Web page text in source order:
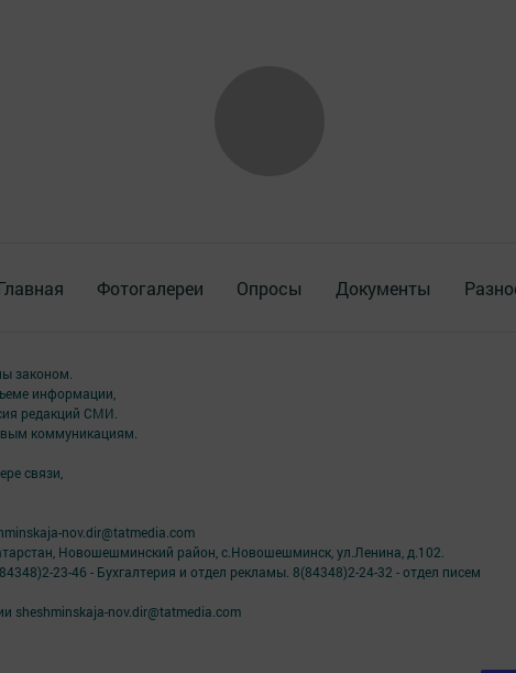
Фотогалереи Опросы Документы
законом.
информации,
редакций СМИ.
коммуникациям.
связи,
nov.dir@tatmedia.com
Новошешминский район, с.Новошешминск, ул.Ленина, д.102.
23-46 - Бухгалтерия и отдел рекламы. 8(84348)2-24-32 - отдел писем
sheshminskaja-nov.dir@tatmedia.com